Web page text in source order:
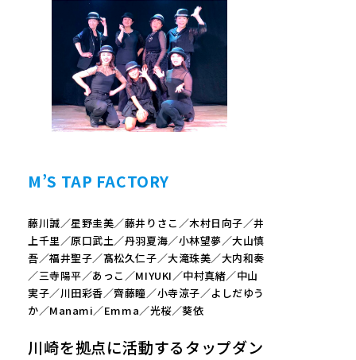
M’S TAP FACTORY
藤川誠／星野圭美／藤井りさこ／木村日向子／井
上千里／原口武土／丹羽夏海／小林望夢／大山慎
吾／福井聖子／髙松久仁子／大滝珠美／大内和奏
／三寺陽平／あっこ／MIYUKI／中村真緒／中山
実子／川田彩香／齊藤瞳／小寺涼子／よしだゆう
か／Manami／Emma／光桜／葵依
川崎を拠点に活動するタップダン